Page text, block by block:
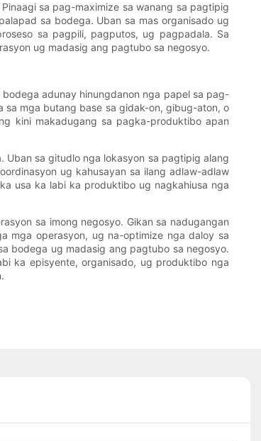
sa pag-maximize sa wanang sa pagtipig
sa bodega. Uban sa mas organisado ug
sa pagpili, pagputos, ug pagpadala. Sa
ug madasig ang pagtubo sa negosyo.
adunay hinungdanon nga papel sa pag-
sa mga butang base sa gidak-on, gibug-aton, o
kini makadugang sa pagka-produktibo apan
Uban sa gitudlo nga lokasyon sa pagtipig alang
ug kahusayan sa ilang adlaw-adlaw
usa ka labi ka produktibo ug nagkahiusa nga
sa imong negosyo. Gikan sa nadugangan
mga operasyon, ug na-optimize nga daloy sa
bodega ug madasig ang pagtubo sa negosyo.
ka episyente, organisado, ug produktibo nga